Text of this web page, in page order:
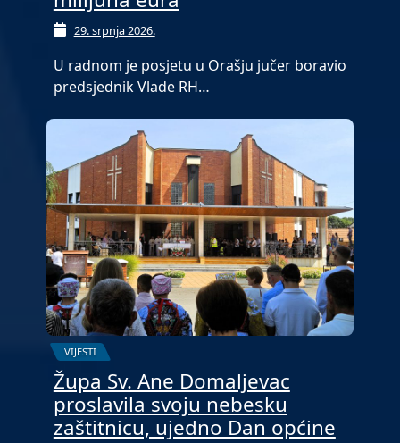
29. srpnja 2026.
U radnom je posjetu u Orašju jučer boravio
predsjednik Vlade RH…
VIJESTI
Župa Sv. Ane Domaljevac
proslavila svoju nebesku
zaštitnicu, ujedno Dan općine